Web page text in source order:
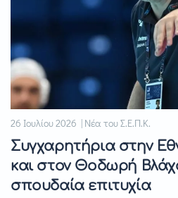
26 Ιουλίου 2026 | Νέα του Σ.Ε.Π.Κ.
Συγχαρητήρια στην
και στον Θοδωρή
σπουδαία επιτυχία